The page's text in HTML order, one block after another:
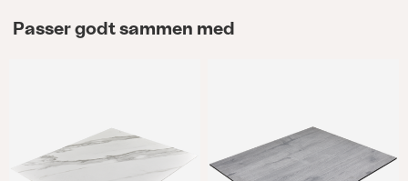
Passer godt sammen med